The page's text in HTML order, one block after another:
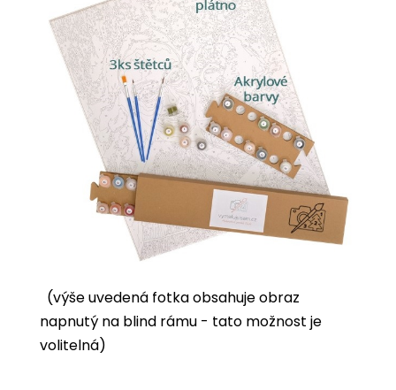
(výše uvedená fotka obsahuje obraz
napnutý na blind rámu - tato možnost je
volitelná)